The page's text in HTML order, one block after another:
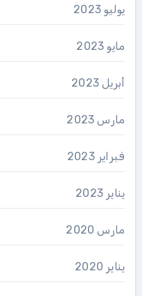
يوليو 2023
مايو 2023
أبريل 2023
مارس 2023
فبراير 2023
يناير 2023
مارس 2020
يناير 2020